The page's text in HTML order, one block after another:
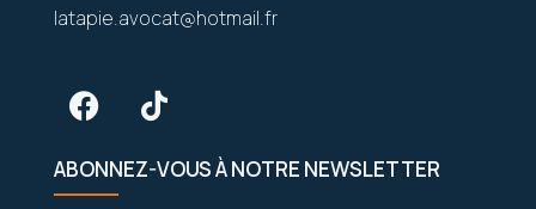
latapie.avocat@hotmail.fr
ABONNEZ-VOUS À NOTRE NEWSLETTER